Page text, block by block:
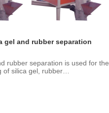
gel and rubber separation
rubber separation is used for the
of silica gel, rubber…